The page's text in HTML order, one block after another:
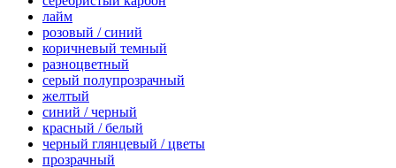
лайм
розовый / синий
коричневый темный
разноцветный
серый полупрозрачный
желтый
синий / черный
красный / белый
черный глянцевый / цветы
прозрачный